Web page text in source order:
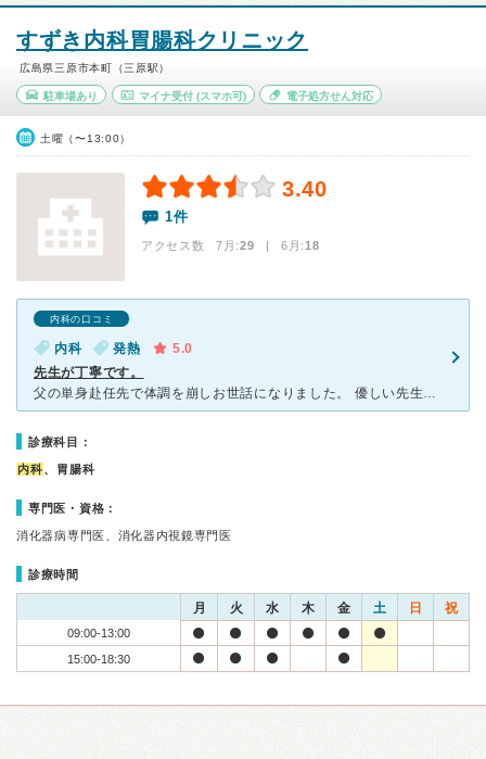
すずき内科胃腸科クリニック
広島県三原市本町（三原駅）
駐車場あり マイナ受付(スマホ可) 電子処方せん対応
土曜（〜13:00）
3.40
1件
アクセス数 7月:29 | 6月:18
内科の口コミ
内科 発熱
5.0
先生が丁寧です。
父の単身赴任先で体調を崩しお世話になりました。 優しい先生が丁寧に診て下さります。 私も、初めての病院でドキドキしていたのですが先生が笑顔で対応してくださるので安心です。 視診が終わると体調が良
診療科目：
内科、胃腸科
専門医・資格：
消化器病専門医、消化器内視鏡専門医
診療時間
月 火 水 木 金 土 日 祝
09:00-13:00
15:00-18:30